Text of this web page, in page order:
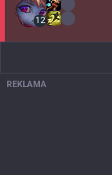
12
REKLAMA